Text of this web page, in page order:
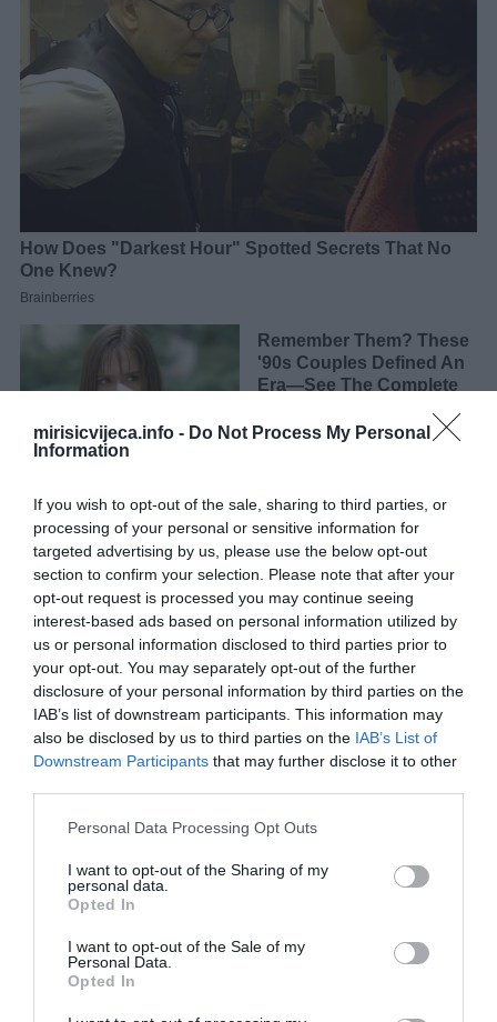
mirisicvijeca.info - Do Not Process My Personal
Information
If you wish to opt-out of the sale, sharing to third parties, or
processing of your personal or sensitive information for
targeted advertising by us, please use the below opt-out
section to confirm your selection. Please note that after your
opt-out request is processed you may continue seeing
interest-based ads based on personal information utilized by
us or personal information disclosed to third parties prior to
your opt-out. You may separately opt-out of the further
disclosure of your personal information by third parties on the
IAB’s list of downstream participants. This information may
also be disclosed by us to third parties on the IAB’s List of
Downstream Participants that may further disclose it to other
Please note that this website/app uses one or more Google
not limited to your visit or usage behaviour. You may click to
grant or deny consent to Google and its third-party tags to
use your data for below specified purposes in below Google
consent section.
Personal Data Processing Opt Outs
I want to opt-out of the Sharing of my
personal data.
Opted In
I want to opt-out of the Sale of my
Personal Data.
Opted In
Popunjenost i dalje manja nego lani
Predsjednik kiparskog udruženja hotelijera PASYXE, Thanos
Michaelides, izjavio je da se popunjenost hotela tokom
juna poboljšala u odnosu na proljetne mjesece, ali je i dalje
ispod uobičajenog nivoa za ovo doba godine.
Prosječna popunjenost hotela kreće se između 60 i 70 posto, dok
je u junu prošle godine iznosila oko 90 posto.
Neki turistički sektori oporavili su se posebno brzo. Iz EasyJeta
negativnih rezultata u veoma snažan rast u odnosu na isti period
prošle godine. Direktor EasyJet Holidaysa Garry Wilson rekao je
zabilježili.